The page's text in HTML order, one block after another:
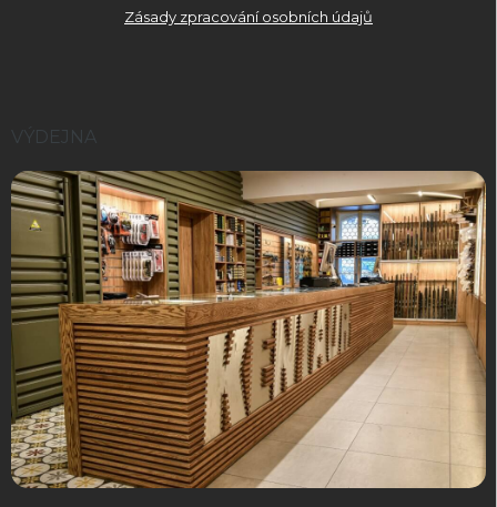
Zásady zpracování osobních údajů
VÝDEJNA